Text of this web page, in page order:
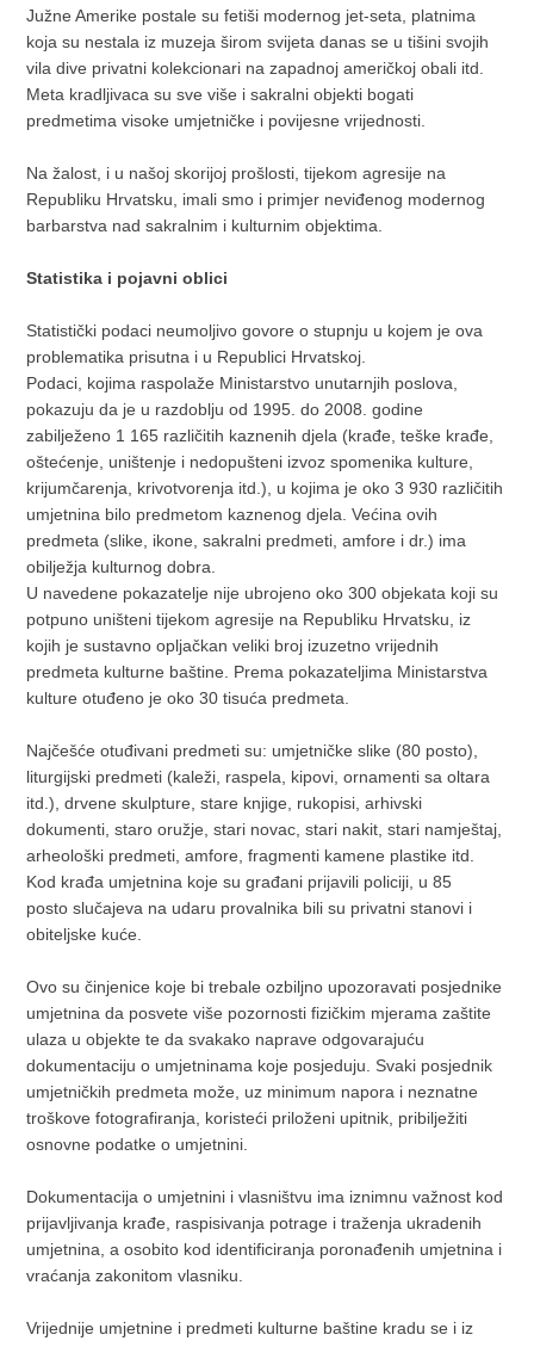
Južne Amerike postale su fetiši modernog jet-seta, platnima
koja su nestala iz muzeja širom svijeta danas se u tišini svojih
vila dive privatni kolekcionari na zapadnoj američkoj obali itd.
Meta kradljivaca su sve više i sakralni objekti bogati
predmetima visoke umjetničke i povijesne vrijednosti.
Na žalost, i u našoj skorijoj prošlosti, tijekom agresije na
Republiku Hrvatsku, imali smo i primjer neviđenog modernog
barbarstva nad sakralnim i kulturnim objektima.
Statistika i pojavni oblici
Statistički podaci neumoljivo govore o stupnju u kojem je ova
problematika prisutna i u Republici Hrvatskoj.
Podaci, kojima raspolaže Ministarstvo unutarnjih poslova,
pokazuju da je u razdoblju od 1995. do 2008. godine
zabilježeno 1 165 različitih kaznenih djela (krađe, teške krađe,
oštećenje, uništenje i nedopušteni izvoz spomenika kulture,
krijumčarenja, krivotvorenja itd.), u kojima je oko 3 930 različitih
umjetnina bilo predmetom kaznenog djela. Većina ovih
predmeta (slike, ikone, sakralni predmeti, amfore i dr.) ima
obilježja kulturnog dobra.
U navedene pokazatelje nije ubrojeno oko 300 objekata koji su
potpuno uništeni tijekom agresije na Republiku Hrvatsku, iz
kojih je sustavno opljačkan veliki broj izuzetno vrijednih
predmeta kulturne baštine. Prema pokazateljima Ministarstva
kulture otuđeno je oko 30 tisuća predmeta.
Najčešće otuđivani predmeti su: umjetničke slike (80 posto),
liturgijski predmeti (kaleži, raspela, kipovi, ornamenti sa oltara
itd.), drvene skulpture, stare knjige, rukopisi, arhivski
dokumenti, staro oružje, stari novac, stari nakit, stari namještaj,
arheološki predmeti, amfore, fragmenti kamene plastike itd.
Kod krađa umjetnina koje su građani prijavili policiji, u 85
posto slučajeva na udaru provalnika bili su privatni stanovi i
obiteljske kuće.
Ovo su činjenice koje bi trebale ozbiljno upozoravati posjednike
umjetnina da posvete više pozornosti fizičkim mjerama zaštite
ulaza u objekte te da svakako naprave odgovarajuću
dokumentaciju o umjetninama koje posjeduju. Svaki posjednik
umjetničkih predmeta može, uz minimum napora i neznatne
troškove fotografiranja, koristeći priloženi upitnik, pribilježiti
osnovne podatke o umjetnini.
Dokumentacija o umjetnini i vlasništvu ima iznimnu važnost kod
prijavljivanja krađe, raspisivanja potrage i traženja ukradenih
umjetnina, a osobito kod identificiranja poronađenih umjetnina i
vraćanja zakonitom vlasniku.
Vrijednije umjetnine i predmeti kulturne baštine kradu se i iz